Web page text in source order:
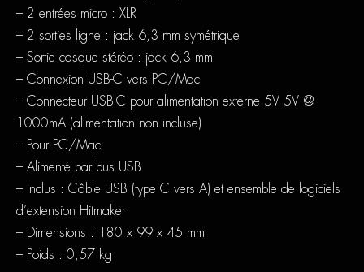
– 2 entrées micro : XLR
– 2 sorties ligne : jack 6,3 mm symétrique
– Sortie casque stéréo : jack 6,3 mm
– Connexion USB-C vers PC/Mac
– Connecteur USB-C pour alimentation externe 5V 5V @
1000mA (alimentation non incluse)
– Pour PC/Mac
– Alimenté par bus USB
– Inclus : Câble USB (type C vers A) et ensemble de logiciels
d’extension Hitmaker
– Dimensions : 180 x 99 x 45 mm
– Poids : 0,57 kg